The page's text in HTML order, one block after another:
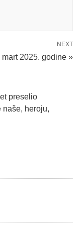
NEXT
2025. godine »
preselio
heroju,